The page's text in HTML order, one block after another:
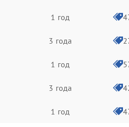
1 год
3 года
1 год
3 года
1 год